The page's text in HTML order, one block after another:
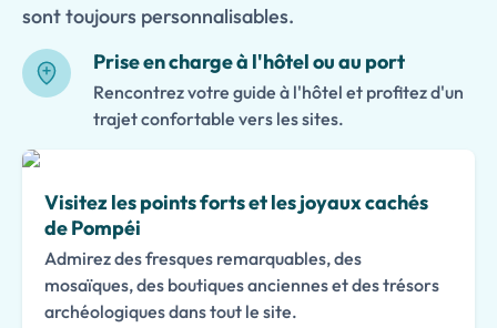
sont toujours personnalisables.
Prise en charge à l'hôtel ou au port
Rencontrez votre guide à l'hôtel et profitez d'un
trajet confortable vers les sites.
Visitez les points forts et les joyaux cachés
de Pompéi
Admirez des fresques remarquables, des
mosaïques, des boutiques anciennes et des trésors
archéologiques dans tout le site.